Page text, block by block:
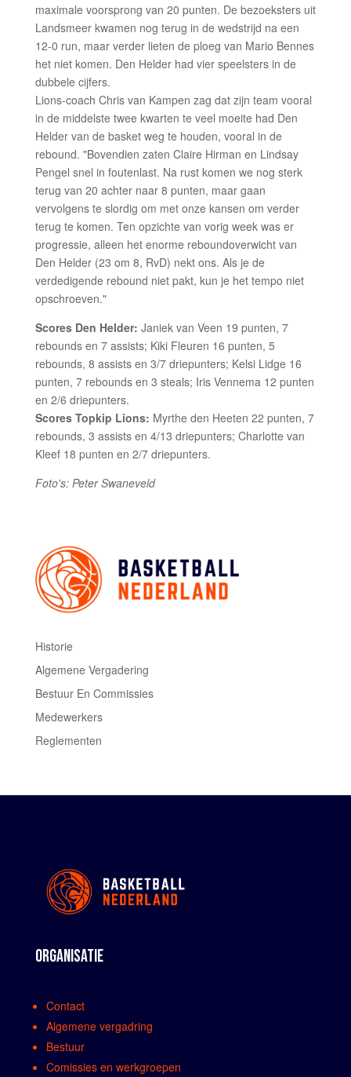
maximale voorsprong van 20 punten. De bezoeksters uit
Landsmeer kwamen nog terug in de wedstrijd na een
12-0 run, maar verder lieten de ploeg van Mario Bennes
het niet komen. Den Helder had vier speelsters in de
dubbele cijfers.
Lions-coach Chris van Kampen zag dat zijn team vooral
in de middelste twee kwarten te veel moeite had Den
Helder van de basket weg te houden, vooral in de
rebound. "Bovendien zaten Claire Hirman en Lindsay
Pengel snel in foutenlast. Na rust komen we nog sterk
terug van 20 achter naar 8 punten, maar gaan
vervolgens te slordig om met onze kansen om verder
terug te komen. Ten opzichte van vorig week was er
progressie, alleen het enorme reboundoverwicht van
Den Helder (23 om 8, RvD) nekt ons. Als je de
verdedigende rebound niet pakt, kun je het tempo niet
opschroeven."
Scores Den Helder: Janiek van Veen 19 punten, 7
rebounds en 7 assists; Kiki Fleuren 16 punten, 5
rebounds, 8 assists en 3/7 driepunters; Kelsi Lidge 16
punten, 7 rebounds en 3 steals; Iris Vennema 12 punten
en 2/6 driepunters.
Scores Topkip Lions: Myrthe den Heeten 22 punten, 7
rebounds, 3 assists en 4/13 driepunters; Charlotte van
Kleef 18 punten en 2/7 driepunters.
Foto's: Peter Swaneveld
Historie
Algemene Vergadering
Bestuur En Commissies
Medewerkers
Reglementen
ORGANISATIE
Contact
Algemene vergadring
Bestuur
Comissies en werkgroepen